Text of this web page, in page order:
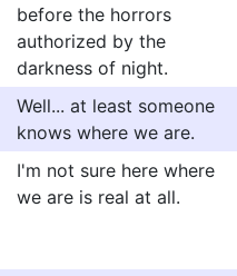
before the horrors
authorized by the
darkness of night.
Well... at least someone
knows where we are.
I'm not sure here where
we are is real at all.